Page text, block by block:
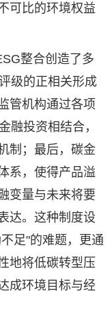
可比的环境权益
整合创造了多
级的正相关形成
管机构通过各项
融投资相结合，
制；最后，碳金
系，使得产品溢
变量与未来将要
达。这种制度设
足"的难题，更通
地将低碳转型压
成环境目标与经